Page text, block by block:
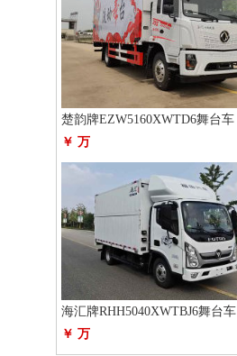
楚韵牌EZW5160XWTD6舞台车
￥ 万
海汇牌RHH5040XWTBJ6舞台车
￥ 万